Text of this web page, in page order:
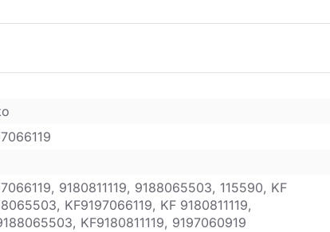
9180811119, 9188065503, 115590, KF
KF9197066119, KF 9180811119,
KF9180811119, 9197060919